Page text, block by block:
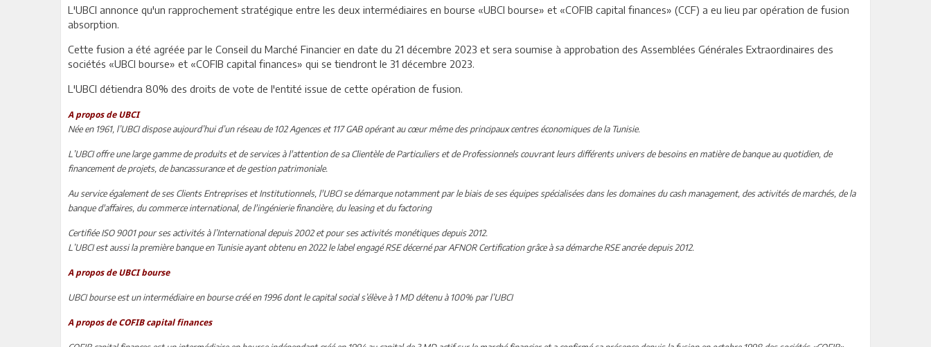
L'UBCI annonce qu'un rapprochement stratégique entre les deux intermédiaires en bourse «UBCI bourse» et «COFIB capital finances» (CCF) a eu lieu par opération de fusion
absorption.
Cette fusion a été agréée par le Conseil du Marché Financier en date du 21 décembre 2023 et sera soumise à approbation des Assemblées Générales Extraordinaires des
sociétés «UBCI bourse» et «COFIB capital finances» qui se tiendront le 31 décembre 2023.
L'UBCI détiendra 80% des droits de vote de l'entité issue de cette opération de fusion.
A propos de UBCI
Née en 1961, l’UBCI dispose aujourd’hui d’un réseau de 102 Agences et 117 GAB opérant au cœur même des principaux centres économiques de la Tunisie.
L’UBCI offre une large gamme de produits et de services à l'attention de sa Clientèle de Particuliers et de Professionnels couvrant leurs différents univers de besoins en matière de banque au quotidien, de
financement de projets, de bancassurance et de gestion patrimoniale.
Au service également de ses Clients Entreprises et Institutionnels, l'UBCI se démarque notamment par le biais de ses équipes spécialisées dans les domaines du cash management, des activités de marchés, de la
banque d'affaires, du commerce international, de l'ingénierie financière, du leasing et du factoring
Certifiée ISO 9001 pour ses activités à l’International depuis 2002 et pour ses activités monétiques depuis 2012.
L’UBCI est aussi la première banque en Tunisie ayant obtenu en 2022 le label engagé RSE décerné par AFNOR Certification grâce à sa démarche RSE ancrée depuis 2012.
A propos de UBCI bourse
UBCI bourse est un intermédiaire en bourse créé en 1996 dont le capital social s’élève à 1 MD détenu à 100% par l’UBCI
A propos de COFIB capital finances